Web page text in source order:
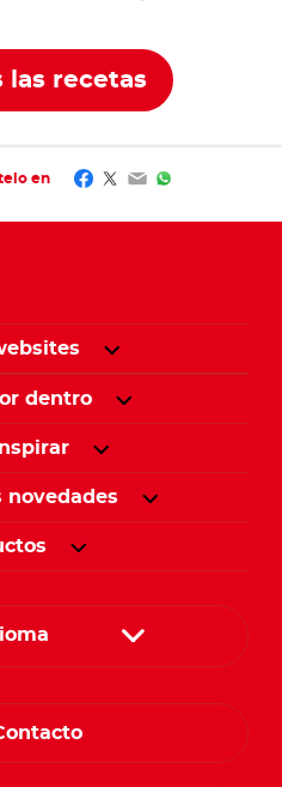
las recetas
en Facebook
Twitter
EmailWhatsApp
dentro
novedades